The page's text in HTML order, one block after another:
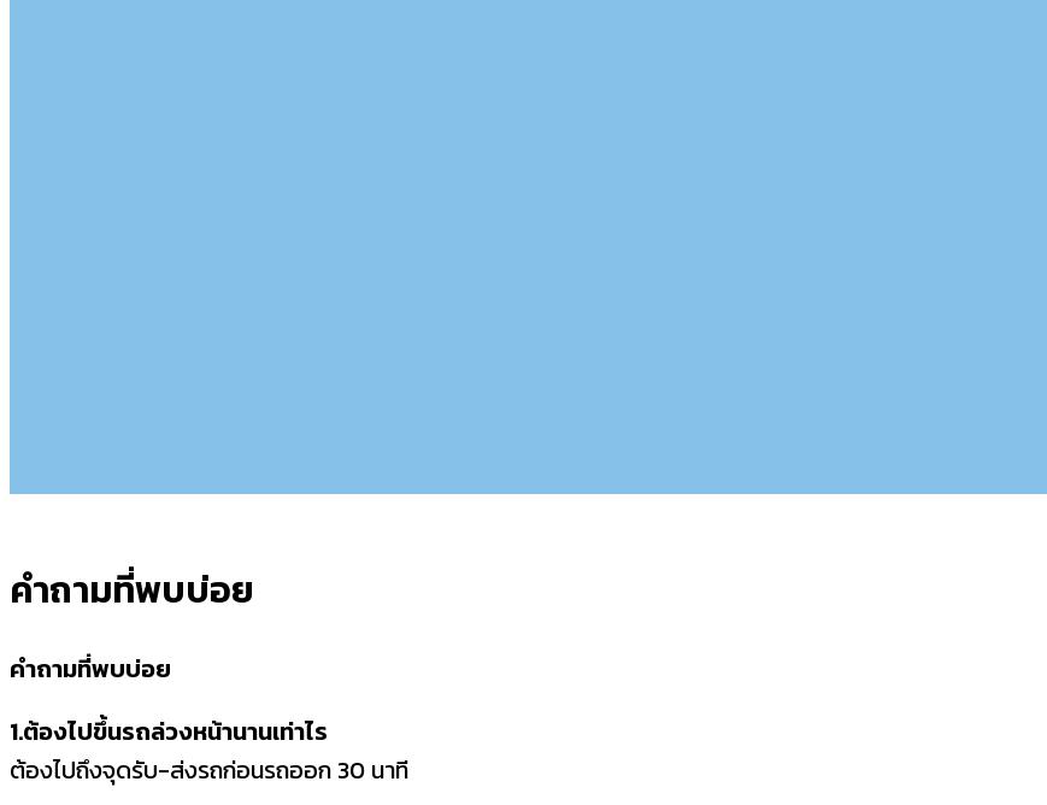
คำถามที่พบบ่อย
คำถามที่พบบ่อย
1.ต้องไปขึ้นรถล่วงหน้านานเท่าไร
ต้องไปถึงจุดรับ-ส่งรถก่อนรถออก 30 นาที